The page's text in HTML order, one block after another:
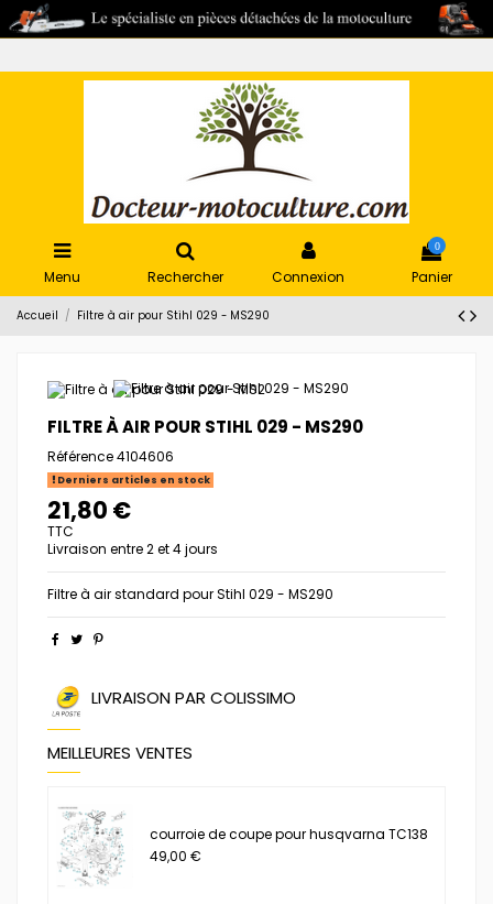
Menu Rechercher Connexion
0
Panier
Accueil Filtre à air pour Stihl 029 - MS290
FILTRE À AIR POUR STIHL 029 - MS290
Référence4104606
Derniers articles en stock
21,80 €
TTC
Livraison entre 2 et 4 jours
Filtre à air standard pour Stihl 029 - MS290
LIVRAISON PAR COLISSIMO
MEILLEURES VENTES
courroie de coupe pour husqvarna TC138
49,00 €